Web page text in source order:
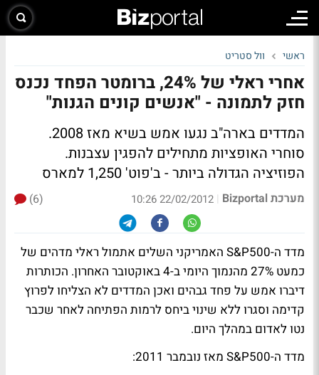
ראשי וול סטריט
אחרי ראלי של 24%, ברומטר הפחד נכנס
חזק לתמונה - "אנשים קונים הגנות"
המדדים בארה"ב נגעו אמש בשיא מאז 2008.
סוחרי האופציות מתחילים להפגין עצבנות.
הפוזיציה הגדולה ביותר - ב'פוט' 1,250 למארס
מערכת Bizportal |
22/02/2012 10:26
(6)
מדד ה-S&P500 האמריקני השלים אתמול ראלי מדהים של
כמעט 27% מהנמוך היומי ב-4 באוקטובר האחרון. הכותרות
דיברו אמש על פחד גבהים ואכן המדדים לא הצליחו לפרוץ
קדימה וסגרו ללא שינוי ביחס לרמות הפתיחה לאחר שכבר
נטו לאדום במהלך היום.
מדד ה-S&P500 מאז נובמבר 2011: